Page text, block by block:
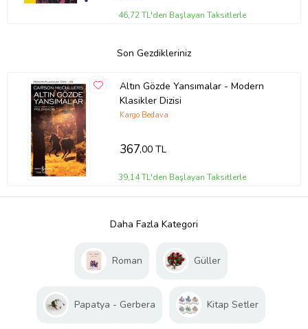
46,72 TL'den Başlayan Taksitlerle
Son Gezdikleriniz
Altın Gözde Yansımalar - Modern
Klasikler Dizisi
Kargo Bedava
367,00 TL
39,14 TL'den Başlayan Taksitlerle
Daha Fazla Kategori
Roman Güller
Papatya - Gerbera Kitap Setler